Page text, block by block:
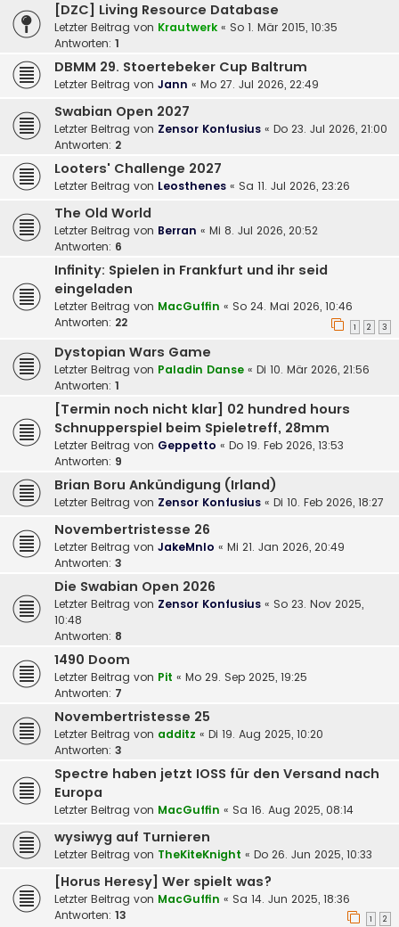
[DZC] Living Resource Database
Letzter Beitrag von Krautwerk « So 1. Mär 2015, 10:35
Antworten: 1
DBMM 29. Stoertebeker Cup Baltrum
Letzter Beitrag von Jann « Mo 27. Jul 2026, 22:49
Swabian Open 2027
Letzter Beitrag von Zensor Konfusius « Do 23. Jul 2026, 21:00
Antworten: 2
Looters' Challenge 2027
Letzter Beitrag von Leosthenes « Sa 11. Jul 2026, 23:26
The Old World
Letzter Beitrag von Berran « Mi 8. Jul 2026, 20:52
Antworten: 6
Infinity: Spielen in Frankfurt und ihr seid
eingeladen
Letzter Beitrag von MacGuffin « So 24. Mai 2026, 10:46
Antworten: 22 1 2 3
Dystopian Wars Game
Letzter Beitrag von Paladin Danse « Di 10. Mär 2026, 21:56
Antworten: 1
[Termin noch nicht klar] 02 hundred hours
Schnupperspiel beim Spieletreff, 28mm
Letzter Beitrag von Geppetto « Do 19. Feb 2026, 13:53
Antworten: 9
Brian Boru Ankündigung (Irland)
Letzter Beitrag von Zensor Konfusius « Di 10. Feb 2026, 18:27
Novembertristesse 26
Letzter Beitrag von JakeMnlo « Mi 21. Jan 2026, 20:49
Antworten: 3
Die Swabian Open 2026
Letzter Beitrag von Zensor Konfusius « So 23. Nov 2025,
10:48
Antworten: 8
1490 Doom
Letzter Beitrag von Pit « Mo 29. Sep 2025, 19:25
Antworten: 7
Novembertristesse 25
Letzter Beitrag von additz « Di 19. Aug 2025, 10:20
Antworten: 3
Spectre haben jetzt IOSS für den Versand nach
Europa
Letzter Beitrag von MacGuffin « Sa 16. Aug 2025, 08:14
wysiwyg auf Turnieren
Letzter Beitrag von TheKiteKnight « Do 26. Jun 2025, 10:33
[Horus Heresy] Wer spielt was?
Letzter Beitrag von MacGuffin « Sa 14. Jun 2025, 18:36
Antworten: 13 1 2